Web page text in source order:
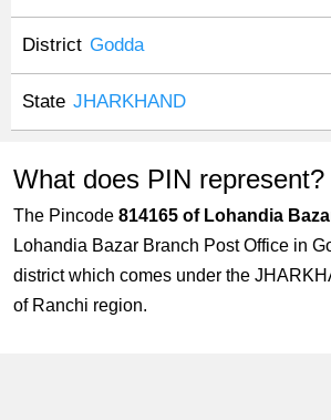
District Godda
State JHARKHAND
What does PIN represent?
The Pincode 814165 of Lohandia
Lohandia Bazar Branch Post Office in
district which comes under the
of Ranchi region.